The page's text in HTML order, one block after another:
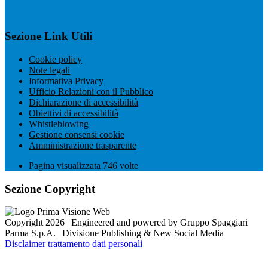
Sezione Link Utili
Cookie policy
Note legali
Informativa Privacy
Ufficio Relazioni con il Pubblico
Dichiarazione di accessibilità
Obiettivi di accessibilità
Whistleblowing
Gestione consensi cookie
Amministrazione trasparente
Pagina visualizzata 746 volte
Sezione Copyright
Copyright 2026 | Engineered and powered by Gruppo Spaggiari
Parma S.p.A. | Divisione Publishing & New Social Media
Disclaimer trattamento dati personali